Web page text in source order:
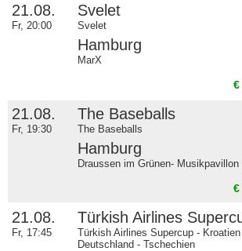
21.08.
Fr, 20:00
Svelet
Svelet
Hamburg
MarX
€
21.08.
Fr, 19:30
The Baseballs
The Baseballs
Hamburg
Draussen im Grünen-
€
21.08.
Fr, 17:45
Türkish Airlines
Türkish Airlines Supercup -
Deutschland - Tschechien